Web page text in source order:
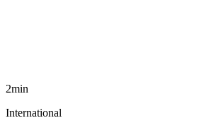
2min
International